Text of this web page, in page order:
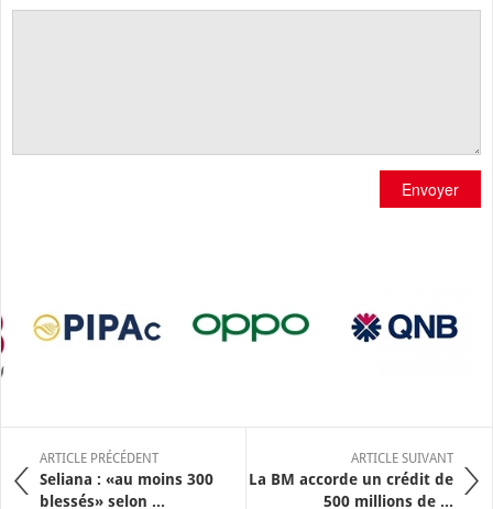
Envoyer
ARTICLE PRÉCÉDENT
Seliana : «au moins 300
blessés» selon ...
ARTICLE SUIVANT
La BM accorde un crédit de
500 millions de ...